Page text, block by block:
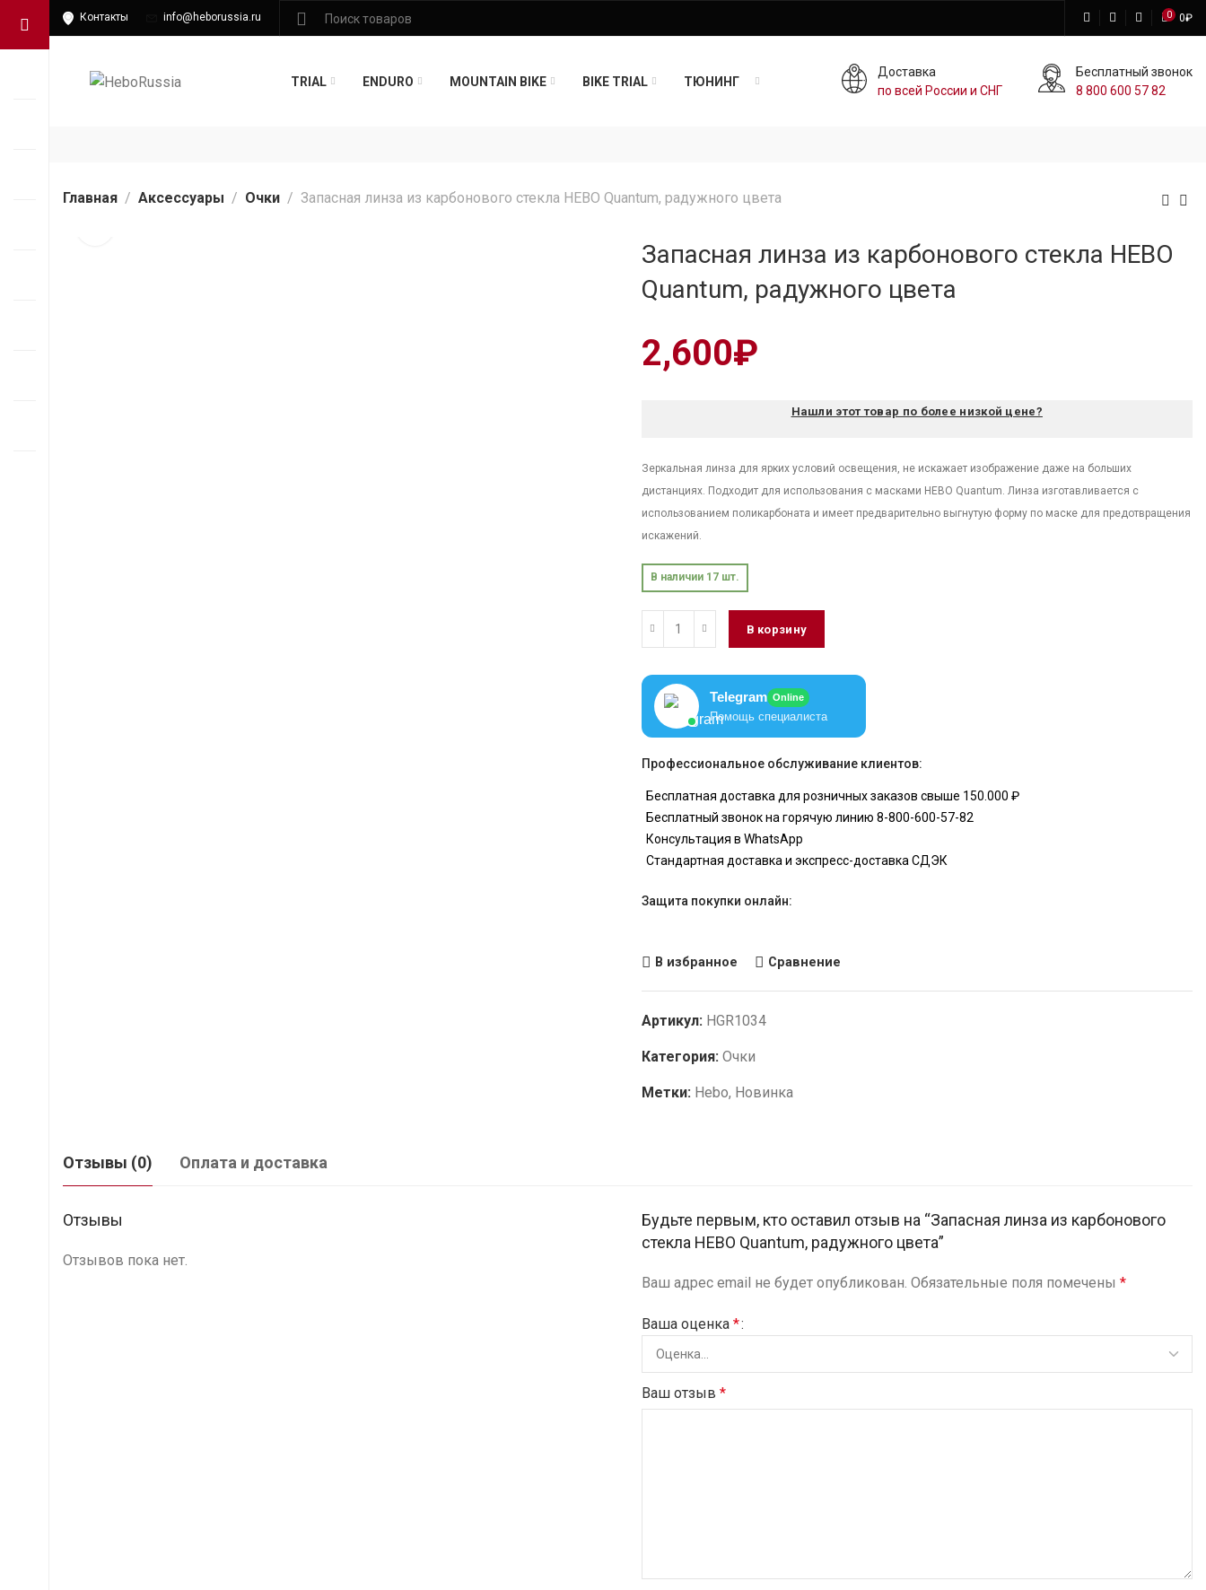
Контакты info@heborussia.ru 0 0₽
TRIAL ENDURO MOUNTAIN BIKE BIKE TRIAL ТЮНИНГ
Доставка
по всей России и СНГ
Бесплатный звонок
8 800 600 57 82
Главная Аксессуары Очки Запасная линза из карбонового стекла HEBO Quantum, радужного цвета
Запасная линза из карбонового стекла HEBO
Quantum, радужного цвета
2,600₽
Нашли этот товар по более низкой цене?
Зеркальная линза для ярких условий освещения, не искажает изображение даже на больших
дистанциях. Подходит для использования с масками HEBO Quantum. Линза изготавливается с
использованием поликарбоната и имеет предварительно выгнутую форму по маске для предотвращения
искажений.
В наличии 17 шт.
В корзину
Telegram Online
Помощь специалиста
Профессиональное обслуживание клиентов:
Бесплатная доставка для розничных заказов свыше 150.000 ₽
Бесплатный звонок на горячую линию 8-800-600-57-82
Консультация в WhatsApp
Стандартная доставка и экспресс-доставка СДЭК
Защита покупки онлайн:
В избранное Сравнение
Артикул: HGR1034
Категория: Очки
Метки: Hebo, Новинка
Отзывы (0) Оплата и доставка
Отзывы
Отзывов пока нет.
Будьте первым, кто оставил отзыв на “Запасная линза из карбонового
стекла HEBO Quantum, радужного цвета”
Ваш адрес email не будет опубликован. Обязательные поля помечены *
Ваша оценка *
Ваш отзыв *